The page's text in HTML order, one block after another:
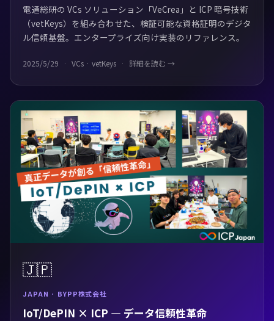
電通総研の VCs ソリューション「VeCrea」と ICP 暗号技術
（vetKeys）を組み合わせた、検証可能な資格証明のデジタ
ル信頼基盤。エンタープライズ向け実装のリファレンス。
2025/5/29 VCs · vetKeys 詳細を読む →
🇯🇵
JAPAN · BYPP株式会社
IoT/DePIN × ICP — データ信頼性革命